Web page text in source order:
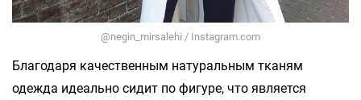
@negin_mirsalehi / Instagram.com
Благодаря качественным натуральным тканям
одежда идеально сидит по фигуре, что является